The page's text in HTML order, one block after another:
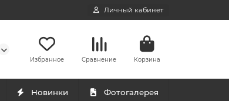
Личный кабинет
Избранное Сравнение Корзина
Новинки Фотогалерея